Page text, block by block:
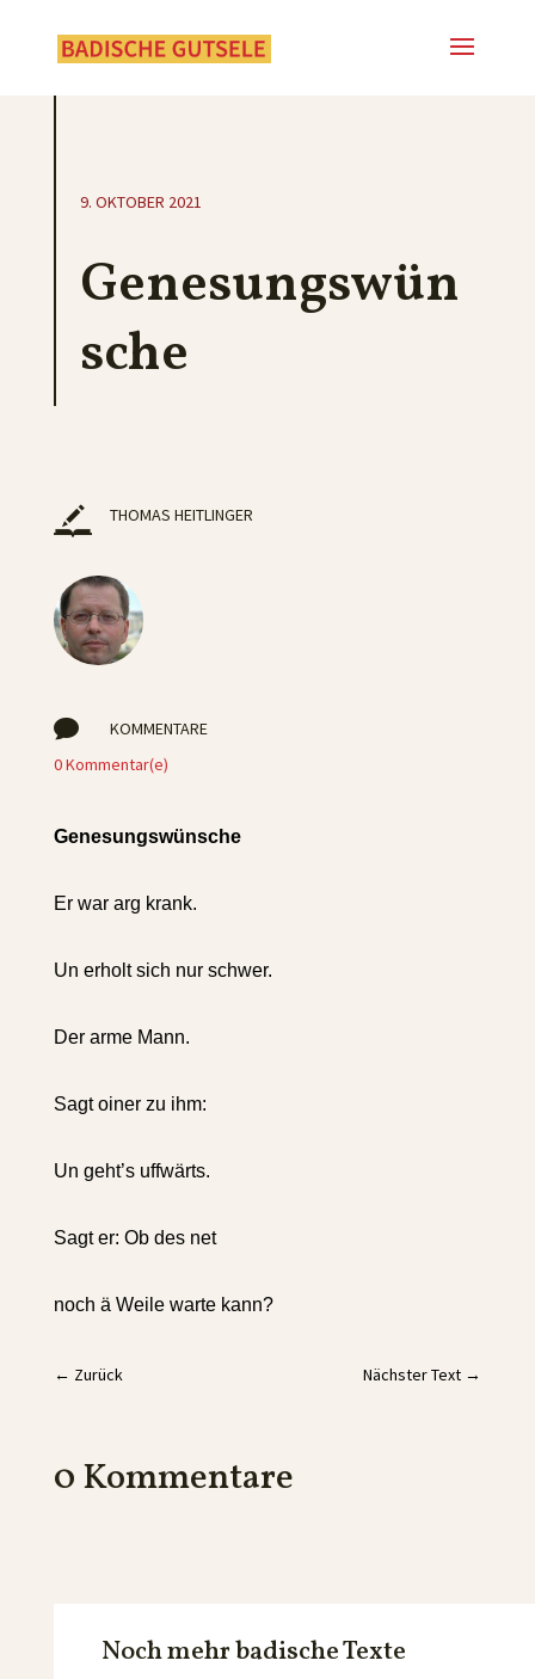
9. OKTOBER 2021
Genesungswün
sche
THOMAS HEITLINGER

KOMMENTARE
0 Kommentar(e)
Genesungswünsche
Er war arg krank.
Un erholt sich nur schwer.
Der arme Mann.
Sagt oiner zu ihm:
Un geht’s uffwärts.
Sagt er: Ob des net
noch ä Weile warte kann?
← Zurück Nächster Text →
0 Kommentare
Noch mehr badische Texte